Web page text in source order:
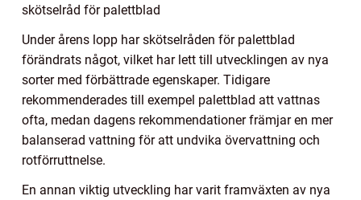
skötselråd för palettblad
Under årens lopp har skötselråden för palettblad
förändrats något, vilket har lett till utvecklingen av nya
sorter med förbättrade egenskaper. Tidigare
rekommenderades till exempel palettblad att vattnas
ofta, medan dagens rekommendationer främjar en mer
balanserad vattning för att undvika övervattning och
rotförruttnelse.
En annan viktig utveckling har varit framväxten av nya